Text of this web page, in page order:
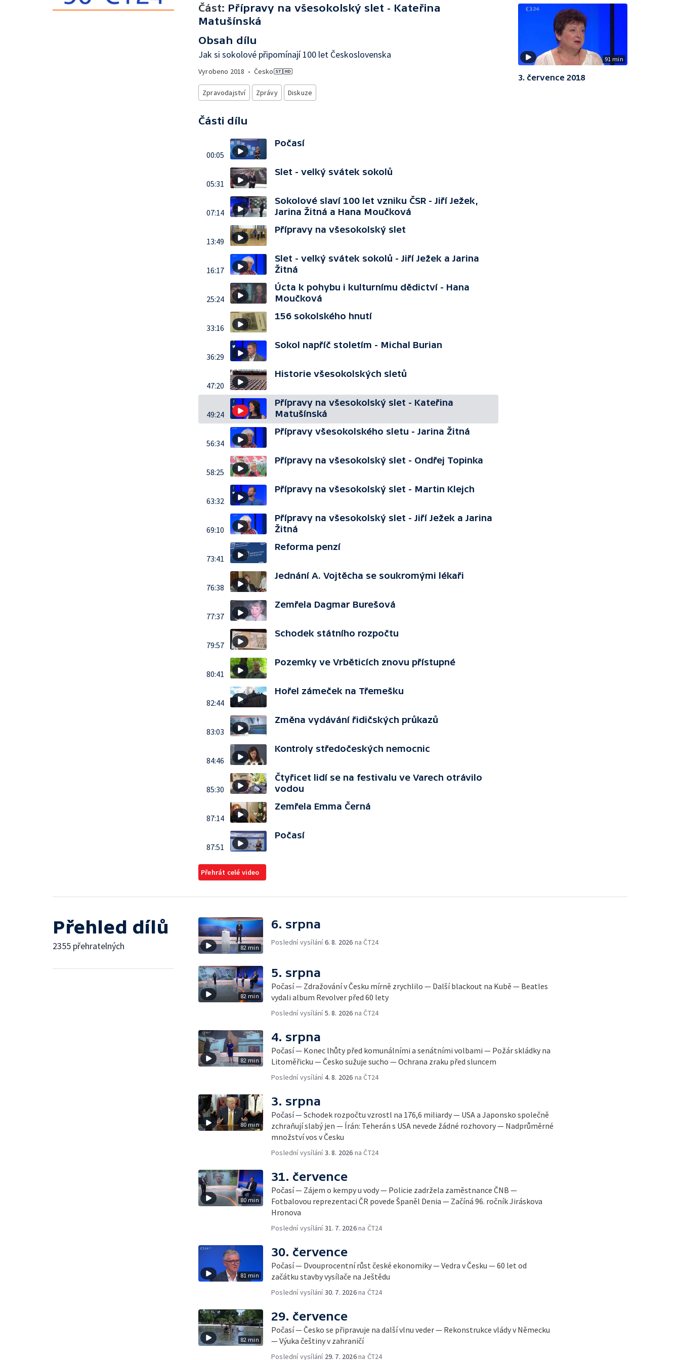
Část: Přípravy na všesokolský slet - Kateřina
Matušínská
Obsah dílu
Jak si sokolové připomínají 100 let Československa
Vyrobeno 2018 • Česko
Zpravodajství Zprávy Diskuze
Části dílu
00:05
Počasí
05:31
Slet - velký svátek sokolů
07:14
Sokolové slaví 100 let vzniku ČSR - Jiří Ježek,
Jarina Žitná a Hana Moučková
13:49
Přípravy na všesokolský slet
16:17
Slet - velký svátek sokolů - Jiří Ježek a Jarina
Žitná
25:24
Úcta k pohybu i kulturnímu dědictví - Hana
Moučková
33:16
156 sokolského hnutí
36:29
Sokol napříč stoletím - Michal Burian
47:20
Historie všesokolských sletů
49:24
Přípravy na všesokolský slet - Kateřina
Matušínská
56:34
Přípravy všesokolského sletu - Jarina Žitná
58:25
Přípravy na všesokolský slet - Ondřej Topinka
63:32
Přípravy na všesokolský slet - Martin Klejch
69:10
Přípravy na všesokolský slet - Jiří Ježek a Jarina
Žitná
73:41
Reforma penzí
76:38
Jednání A. Vojtěcha se soukromými lékaři
77:37
Zemřela Dagmar Burešová
79:57
Schodek státního rozpočtu
80:41
Pozemky ve Vrběticích znovu přístupné
82:44
Hořel zámeček na Třemešku
83:03
Změna vydávání řidičských průkazů
84:46
Kontroly středočeských nemocnic
85:30
Čtyřicet lidí se na festivalu ve Varech otrávilo
vodou
87:14
Zemřela Emma Černá
87:51
Počasí
Přehrát celé video
91 min
3. července 2018
Přehled dílů
2355 přehratelných 82 min
6. srpna
Poslední vysílání6. 8. 2026 na ČT24
82 min
5. srpna
Počasí — Zdražování v Česku mírně zrychlilo — Další blackout na Kubě — Beatles
vydali album Revolver před 60 lety
Poslední vysílání5. 8. 2026 na ČT24
82 min
4. srpna
Počasí — Konec lhůty před komunálními a senátními volbami — Požár skládky na
Litoměřicku — Česko sužuje sucho — Ochrana zraku před sluncem
Poslední vysílání4. 8. 2026 na ČT24
80 min
3. srpna
Počasí — Schodek rozpočtu vzrostl na 176,6 miliardy — USA a Japonsko společně
zchraňují slabý jen — Írán: Teherán s USA nevede žádné rozhovory — Nadprůměrné
množství vos v Česku
Poslední vysílání3. 8. 2026 na ČT24
80 min
31. července
Počasí — Zájem o kempy u vody — Policie zadržela zaměstnance ČNB —
Fotbalovou reprezentaci ČR povede Španěl Denia — Začíná 96. ročník Jiráskova
Hronova
Poslední vysílání31. 7. 2026na ČT24
81 min
30. července
Počasí — Dvouprocentní růst české ekonomiky — Vedra v Česku — 60 let od
začátku stavby vysílače na Ještědu
Poslední vysílání30. 7. 2026na ČT24
82 min
29. července
Počasí — Česko se připravuje na další vlnu veder — Rekonstrukce vlády v Německu
— Výuka češtiny v zahraničí
Poslední vysílání 29. 7. 2026na ČT24